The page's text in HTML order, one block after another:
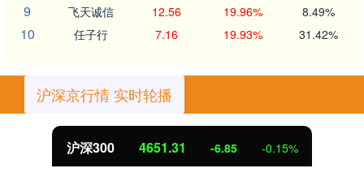
9 飞天诚信 12.56 19.96% 8.49%
10 任子行 7.16 19.93% 31.42%
沪深京行情 实时轮播
北证50 1122.88 3.42 0.30%